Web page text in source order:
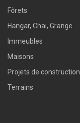
Fôrets
Hangar, Chai, Grange
Immeubles
Maisons
Projets de construction
Terrains